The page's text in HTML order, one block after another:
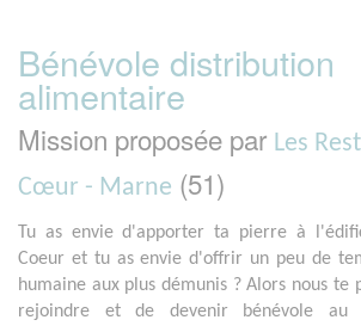
Bénévole distribution
alimentaire
Mission proposée par Les
Cœur - Marne (51)
Tu as envie d'apporter ta pierre à
Coeur et tu as envie d'offrir un peu de
humaine aux plus démunis ? Alors nous te
rejoindre et de devenir bénévole au